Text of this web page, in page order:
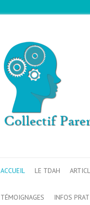
ACCUEIL LE TDAH
TÉMOIGNAGES INFOS